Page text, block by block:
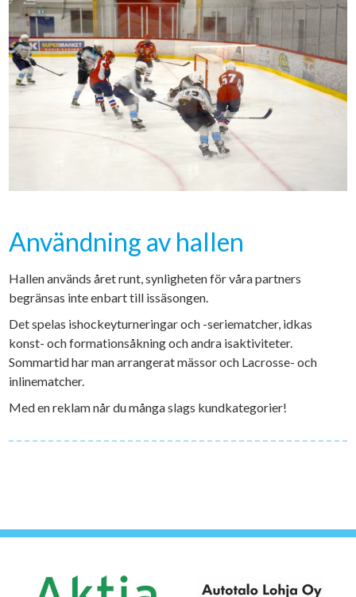
Användning av hallen
Hallen används året runt, synligheten för våra partners
begränsas inte enbart till issäsongen.
Det spelas ishockeyturneringar och -seriematcher, idkas
konst- och formationsåkning och andra isaktiviteter.
Sommartid har man arrangerat mässor och Lacrosse- och
inlinematcher.
Med en reklam når du många slags kundkategorier!